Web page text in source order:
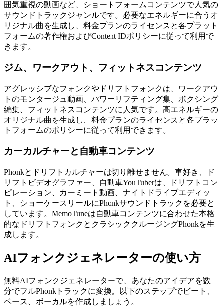
囲気重視の動画など、ショートフォームコンテンツで人気の
サウンドトラックジャンルです。必要なエネルギーに合うオ
リジナル曲を生成し、料金プランのライセンスと各プラット
フォームの著作権およびContent IDポリシーに従って利用で
きます。
ジム、ワークアウト、フィットネスコンテンツ
アグレッシブなフォンクやドリフトフォンクは、ワークアウ
トのモンタージュ動画、パワーリフティング集、ボクシング
編集、フィットネスコンテンツに人気です。高エネルギーの
オリジナル曲を生成し、料金プランのライセンスと各プラッ
トフォームのポリシーに従って利用できます。
カーカルチャーと自動車コンテンツ
Phonkとドリフトカルチャーは切り離せません。車好き、ド
リフトビデオグラファー、自動車YouTuberは、ドリフトコン
ピレーション、カーミート動画、ナイトドライブエディッ
ト、ショーケースリールにPhonkサウンドトラックを必要と
しています。MemoTuneは自動車コンテンツに合わせた本格
的なドリフトフォンクとクラシッククルージングPhonkを生
成します。
AIフォンクジェネレーターの使い方
無料AIフォンクジェネレーターで、あなたのアイデアを数
分でフルPhonkトラックに変換。以下のステップでビート、
ベース、ボーカルを作成しましょう。